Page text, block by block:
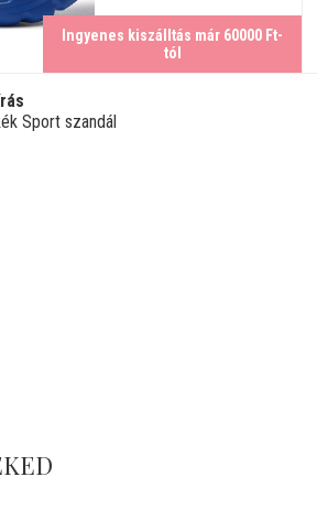
Ingyenes kiszálltás már 60000 Ft-
tól
Sport szandál